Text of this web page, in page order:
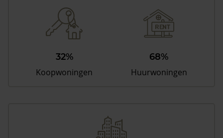
32%
Koopwoningen
68%
Huurwoningen